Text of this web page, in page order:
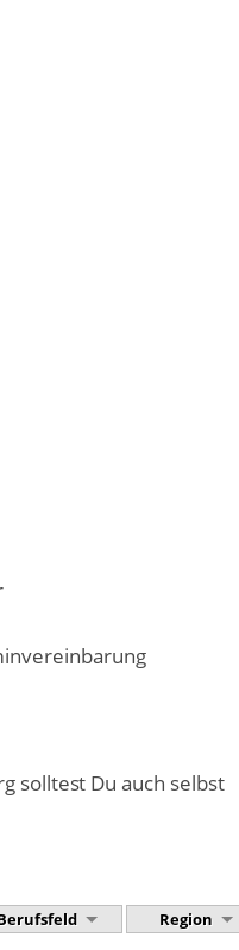
solltest Du auch selbst
Region